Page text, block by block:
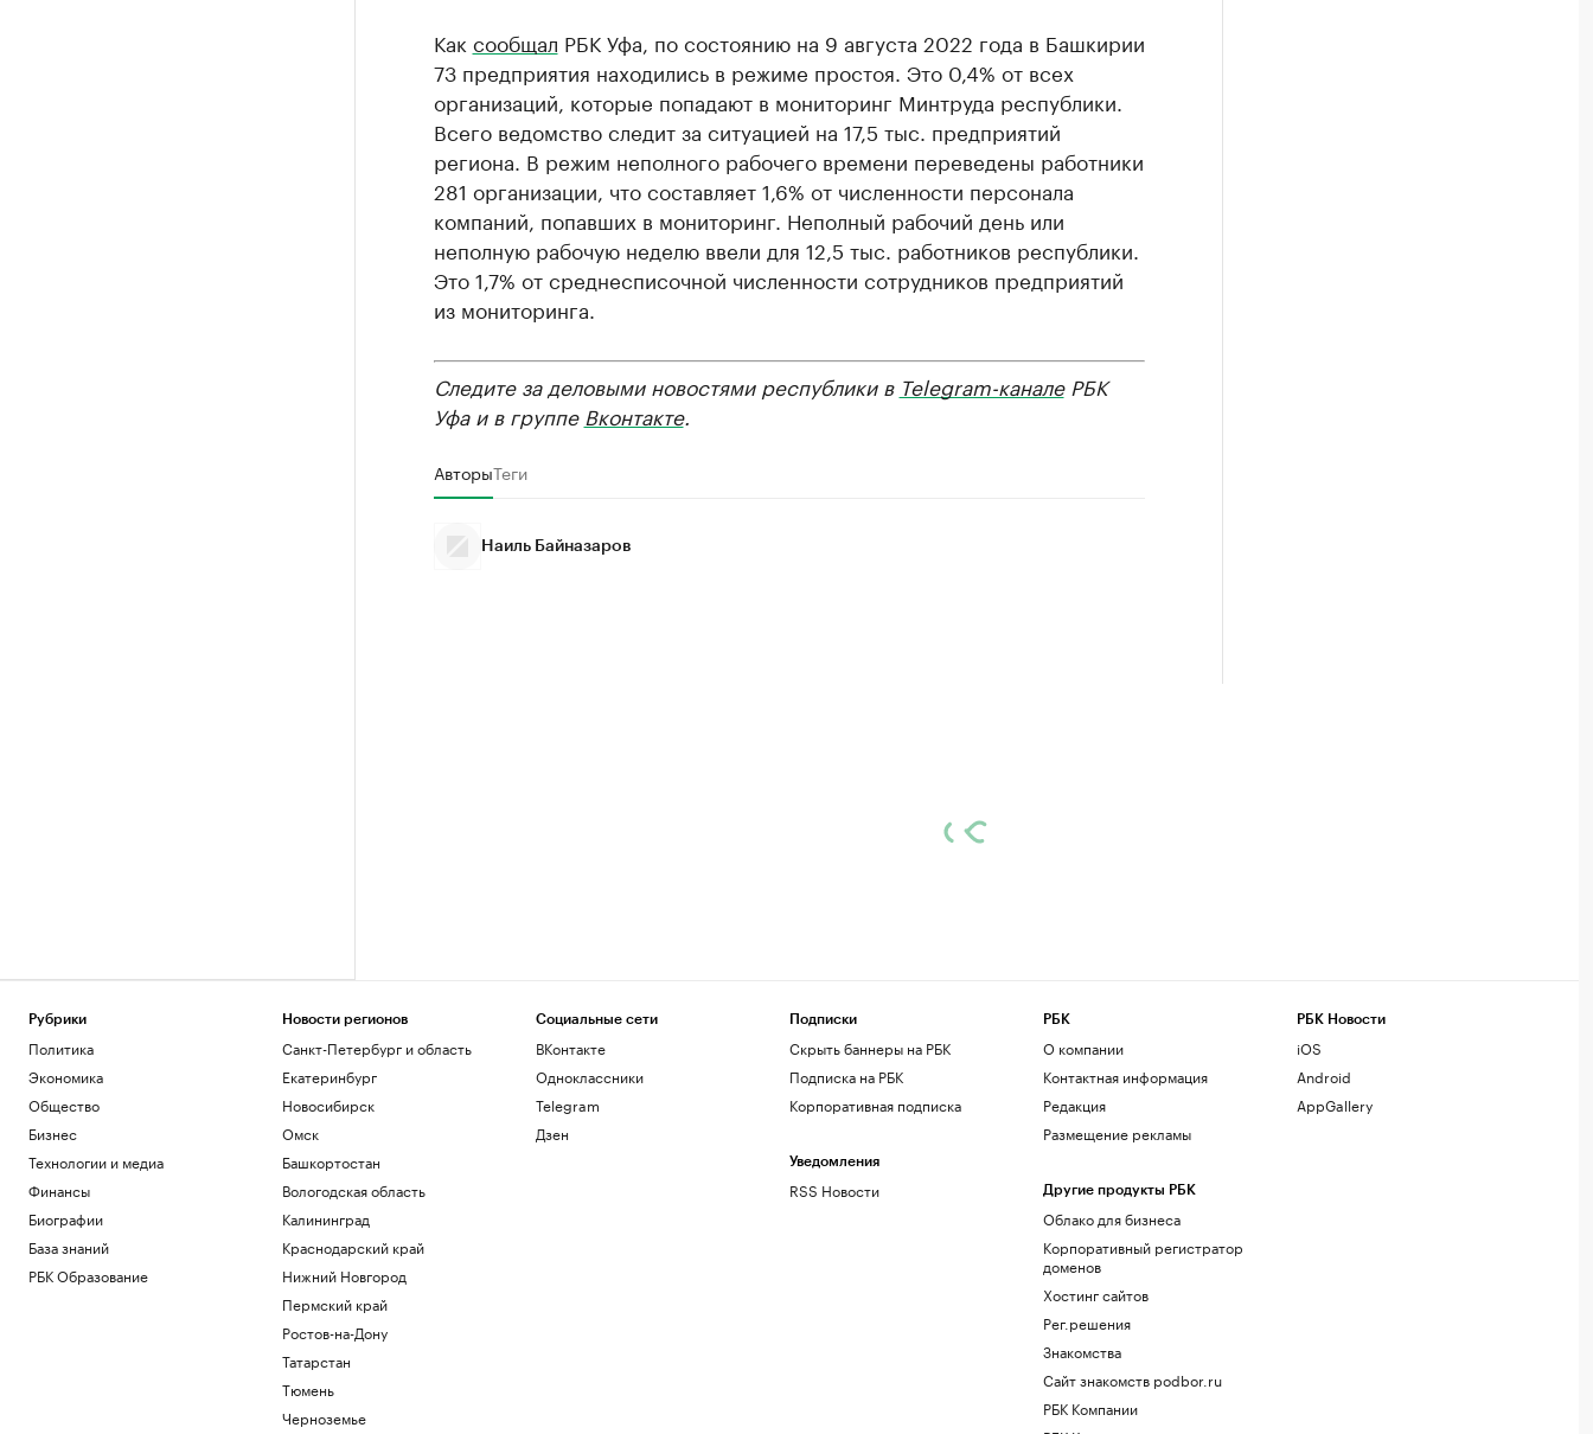
Как сообщал РБК Уфа, по состоянию на 9 августа 2022 года в Башкирии
73 предприятия находились в режиме простоя. Это 0,4% от всех
организаций, которые попадают в мониторинг Минтруда республики.
Всего ведомство следит за ситуацией на 17,5 тыс. предприятий
региона. В режим неполного рабочего времени переведены работники
281 организации, что составляет 1,6% от численности персонала
компаний, попавших в мониторинг. Неполный рабочий день или
неполную рабочую неделю ввели для 12,5 тыс. работников республики.
Это 1,7% от среднесписочной численности сотрудников предприятий
из мониторинга.
Следите за деловыми новостями республики в Telegram-каналеРБК
Уфа и в группе Вконтакте.
АвторыТеги
Наиль Байназаров
Рубрики
Политика
Экономика
Общество
Бизнес
Технологии и медиа
Финансы
Биографии
База знаний
РБК Образование
Новости регионов
Санкт-Петербург и область
Екатеринбург
Новосибирск
Омск
Башкортостан
Вологодская область
Калининград
Краснодарский край
Нижний Новгород
Пермский край
Ростов-на-Дону
Татарстан
Тюмень
Черноземье
Социальные сети
ВКонтакте
Одноклассники
Telegram
Дзен
Подписки
Скрыть баннеры на РБК
Подписка на РБК
Корпоративная подписка
Уведомления
RSS Новости
РБК
О компании
Контактная информация
Редакция
Размещение рекламы
Другие продукты РБК
Облако для бизнеса
Корпоративный регистратор
доменов
Хостинг сайтов
Рег.решения
Знакомства
Сайт знакомств podbor.ru
РБК Компании
РБК Новости
iOS
Android
AppGallery